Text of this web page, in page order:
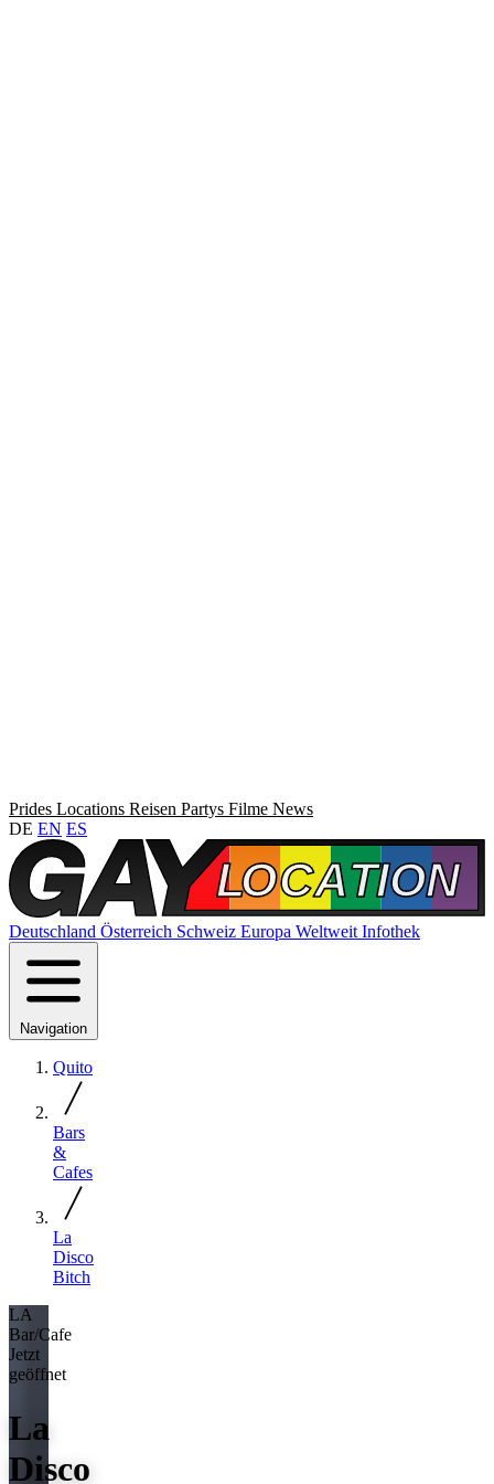
Prides Locations Reisen Partys Filme News
DE EN ES
Deutschland Österreich Schweiz Europa Weltweit Infothek
Navigation
Quito
Bars
&
Cafes
La
Disco
Bitch
LA
Bar/Cafe
Jetzt
geöffnet
La
Disco